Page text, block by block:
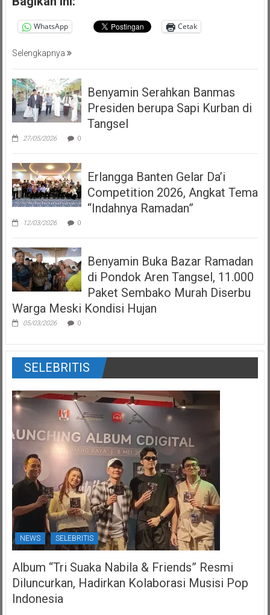
WhatsApp Cetak
Selengkapnya
Benyamin Serahkan Banmas
Presiden berupa Sapi Kurban di
Tangsel
27/05/2026 0
Erlangga Banten Gelar Da’i
Competition 2026, Angkat Tema
“Indahnya Ramadan”
12/03/2026 0
Benyamin Buka Bazar Ramadan
di Pondok Aren Tangsel, 11.000
Paket Sembako Murah Diserbu
Warga Meski Kondisi Hujan
05/03/2026 0
SELEBRITIS
NEWS SELEBRITIS
Album “Tri Suaka Nabila & Friends” Resmi
Diluncurkan, Hadirkan Kolaborasi Musisi Pop
Indonesia